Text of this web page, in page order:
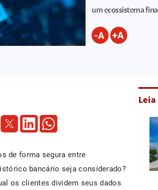
um ecossistema
de forma segura entre
bancário seja considerado?
os clientes dividem seus dados